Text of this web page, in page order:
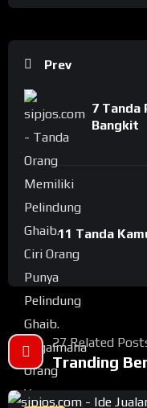
Prev
7 Tanda
Bangkit
11 Tanda
27 Related
Tranding